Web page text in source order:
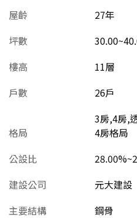
屋齡
27年
坪數
樓高
11層
戶數
26戶
格局
3房,4房,
4房格局
公設比
建設公司
元大建設
主要結構
鋼骨